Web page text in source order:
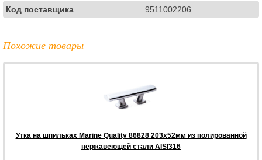
Код поставщика
9511002206
Похожие товары
Утка на шпильках Marine Quality 86828 203х52мм из полированной
нержавеющей стали AISI316